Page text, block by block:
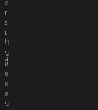
r
t
e
r
s
เ
ป็
น
สื่
อ
อ